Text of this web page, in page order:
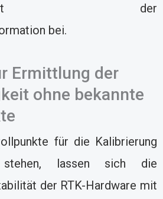
der
bei.
Ermittlung der
ohne bekannte
für die Kalibrierung
lassen sich die
der RTK-Hardware mit